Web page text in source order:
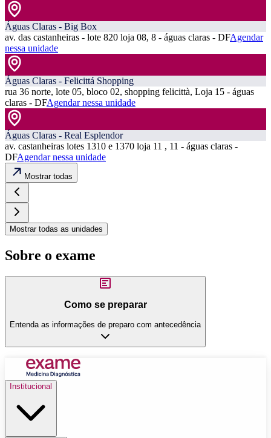
Águas Claras - Big Box
av. das castanheiras - lote 820 loja 08, 8 - águas claras - DFAgendar
nessa unidade
Águas Claras - Felicittá Shopping
rua 36 norte, lote 05, bloco 02, shopping felicittà, Loja 15 - águas
claras - DFAgendar nessa unidade
Águas Claras - Real Esplendor
av. castanheiras lotes 1310 e 1370 loja 11 , 11 - águas claras -
DFAgendar nessa unidade
Mostrar todas
Mostrar todas as unidades
Sobre o exame
Como se preparar
Entenda as informações de preparo com antecedência
Institucional